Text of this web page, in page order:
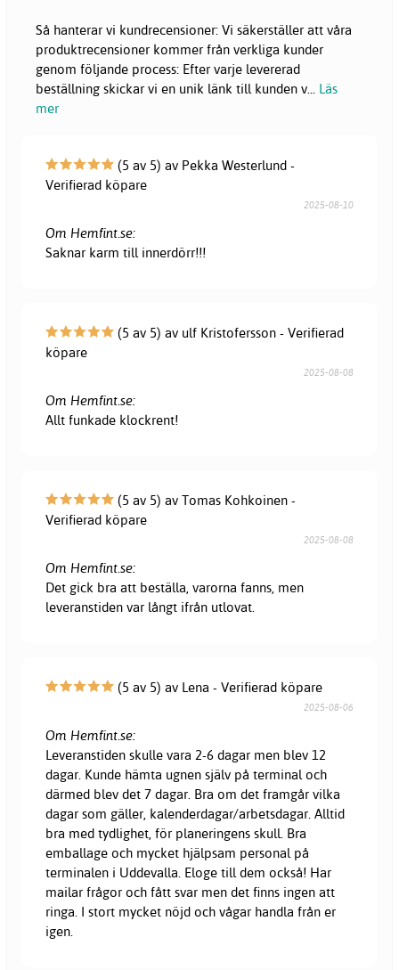
Så hanterar vi kundrecensioner: Vi säkerställer att våra
produktrecensioner kommer från verkliga kunder
genom följande process: Efter varje levererad
beställning skickar vi en unik länk till kunden v
Läs
mer
(5 av 5) av Pekka Westerlund -
Verifierad köpare
2025-08-10
Om Hemfint.se:
Saknar karm till innerdörr!!!
(5 av 5) av ulf Kristofersson - Verifierad
köpare
2025-08-08
Om Hemfint.se:
Allt funkade klockrent!
(5 av 5) av Tomas Kohkoinen -
Verifierad köpare
2025-08-08
Om Hemfint.se:
Det gick bra att beställa, varorna fanns, men
leveranstiden var långt ifrån utlovat.
(5 av 5) av Lena - Verifierad köpare
2025-08-06
Om Hemfint.se:
Leveranstiden skulle vara 2-6 dagar men blev 12
dagar. Kunde hämta ugnen själv på terminal och
därmed blev det 7 dagar. Bra om det framgår vilka
dagar som gäller, kalenderdagar/arbetsdagar. Alltid
bra med tydlighet, för planeringens skull. Bra
emballage och mycket hjälpsam personal på
terminalen i Uddevalla. Eloge till dem också! Har
mailar frågor och fått svar men det finns ingen att
ringa. I stort mycket nöjd och vågar handla från er
igen.